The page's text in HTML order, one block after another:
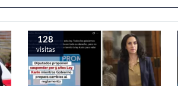
128
visitas